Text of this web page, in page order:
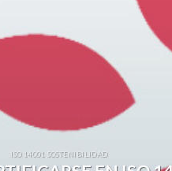
ISO 14001 SOSTENIBILIDAD